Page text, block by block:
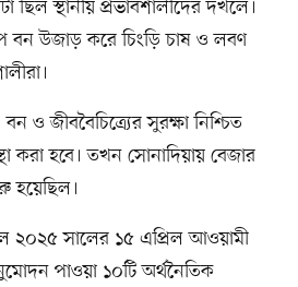
ছিল স্থানীয় প্রভাবশালীদের দখলে।
বন উজাড় করে চিংড়ি চাষ ও লবণ
ও জীববৈচিত্র্যের সুরক্ষা নিশ্চিত
করা হবে। তখন সোনাদিয়ায় বেজার
হয়েছিল।
২০২৫ সালের ১৫ এপ্রিল আওয়ামী
পাওয়া ১০টি অর্থনৈতিক